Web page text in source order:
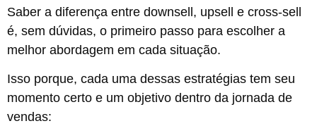
Saber a diferença entre downsell, upsell e cross-sell
é, sem dúvidas, o primeiro passo para escolher a
melhor abordagem em cada situação.
Isso porque, cada uma dessas estratégias tem seu
momento certo e um objetivo dentro da jornada de
vendas: